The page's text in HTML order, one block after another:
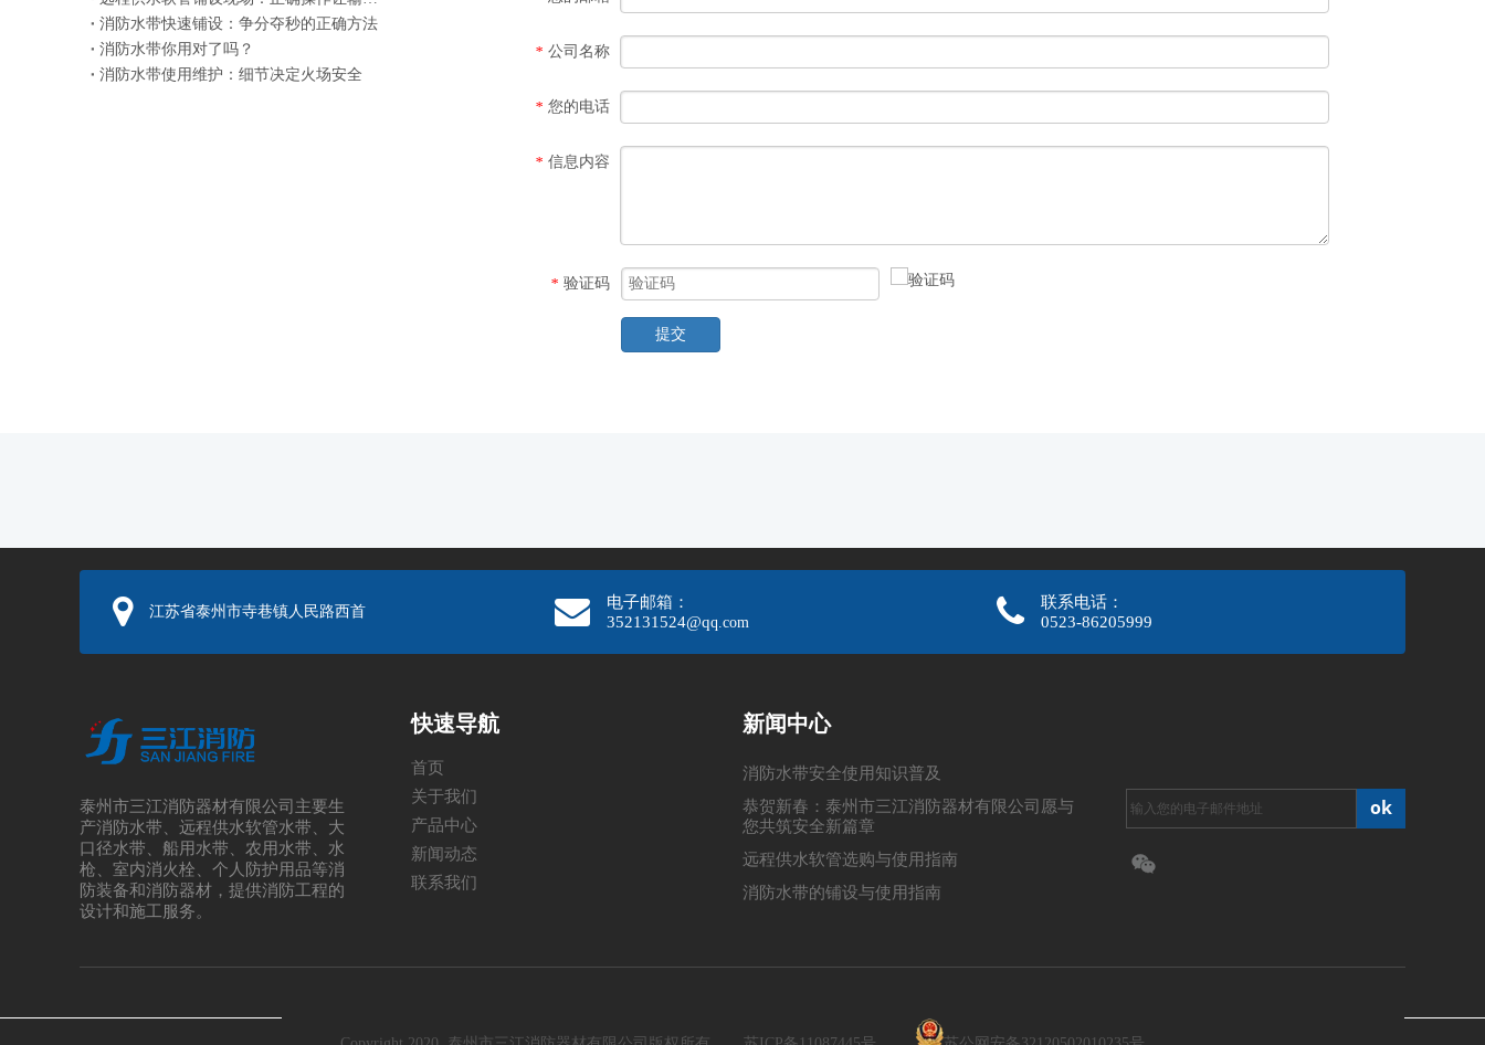
消防水带快速铺设：争分夺秒的正确方法
消防水带你用对了吗？
消防水带使用维护：细节决定火场安全
* 公司名称
* 您的电话
* 信息内容
* 验证码
提交
江苏省泰州市寺巷镇人民路西首
电子邮箱：
352131524@qq.com
联系电话：
0523-86205999
泰州市三江消防器材有限公司主要生
产消防水带 远程供水软管水带
大
口径水带
船用水带 农用水带 、水
枪、室内消火栓、个人防护用品等消
防装备和消防器材 ，提供消防工程的
设计和施工服务。
快速导航
首页
关于我们
产品中心
新闻动态
联系我们
新闻中心
消防水带安全使用知识普及
恭贺新春：泰州市三江消防器材有限公司愿与
您共筑安全新篇章
远程供水软管选购与使用指南
消防水带的铺设与使用指南
ok